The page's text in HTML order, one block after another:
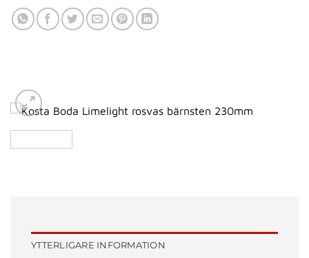
YTTERLIGARE INFORMATION